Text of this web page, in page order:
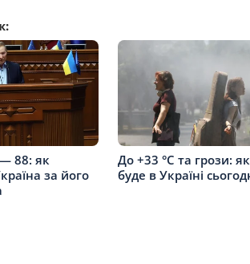
88: як
за його
До +33 °C та грози:
буде в Україні